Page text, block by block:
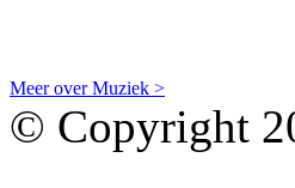
Meer over Muziek >
© Copyright